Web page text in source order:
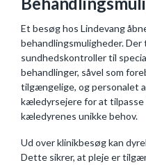
Et besøg hos Lindevang
behandlingsmuligheder.
sundhedskontroller til
behandlinger, såvel som
tilgængelige, og personalet
kæledyrsejere for at
kæledyrenes unikke behov.
Ud over klinikbesøg kan
Dette sikrer, at pleje er